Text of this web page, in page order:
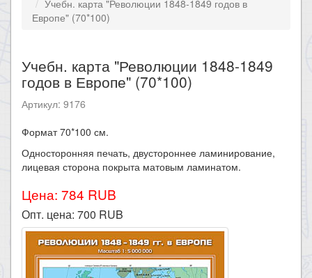
Учебн. карта "Революции 1848-1849 годов в
Европе" (70*100)
Учебн. карта "Революции 1848-1849
годов в Европе" (70*100)
Артикул: 9176
Формат 70*100 см.​​
Односторонняя печать, двустороннее ламинирование,
лицевая сторона покрыта матовым ламинатом.
Цена: 784 RUB
Опт. цена: 700 RUB